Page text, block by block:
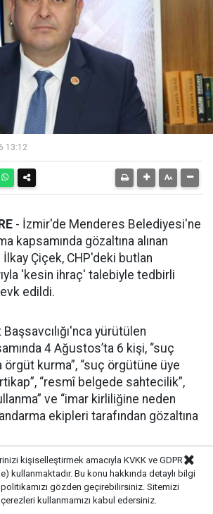
13:12
- İzmir'de Menderes Belediyesi'ne
kapsamında gözaltına alınan
İlkay Çiçek, CHP'deki butlan
'kesin ihraç' talebiyle tedbirli
edildi.
yürütülen
4 Ağustos’ta 6 kişi, “suç
örgüt kurma”, “suç örgütüne üye
“resmî belgede sahtecilik”,
ve “imar kirliliğine neden
ekipleri tarafından gözaltına
AÇIKLAMA YAPTI
Belediyesi'ne yönelik
kişiselleştirmek amacıyla KVKK ve GDPR
kullanmaktadır. Bu konu hakkında detaylı bilgi
gözden geçirebilirsiniz. Sitemizi
kullanmamızı kabul edersiniz.